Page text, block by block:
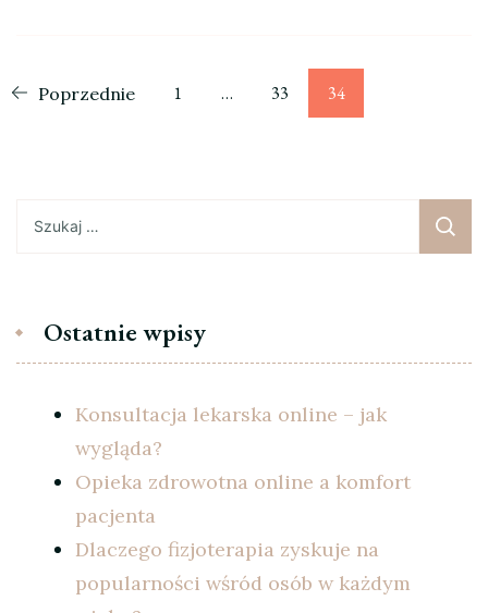
Stronicowanie
Poprzednie Strona
1 … Strona
33 Strona
34
Ostatnie wpisy
Konsultacja lekarska online – jak
wygląda?
Opieka zdrowotna online a komfort
pacjenta
Dlaczego fizjoterapia zyskuje na
popularności wśród osób w każdym